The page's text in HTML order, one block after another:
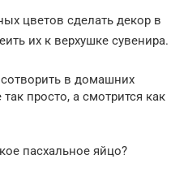
цветов сделать декор в
их к верхушке сувенира.
в домашних
просто, а смотрится как
пасхальное яйцо?